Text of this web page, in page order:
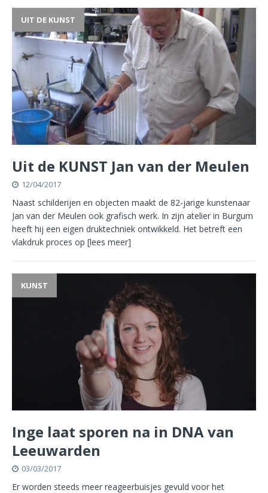
UIT DE KUNST
Uit de KUNST Jan van der Meulen
12/04/2017
Naast schilderijen en objecten maakt de 82-jarige kunstenaar
Jan van der Meulen ook grafisch werk. In zijn atelier in Burgum
heeft hij een eigen druktechniek ontwikkeld. Het betreft een
vlakdruk proces op [lees meer]
KUNST
Inge laat sporen na in DNA van
Leeuwarden
03/03/2017
Er worden steeds meer reageerbuisjes gevuld voor het